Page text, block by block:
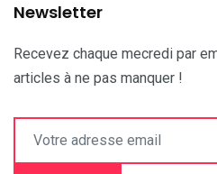
Newsletter
Recevez chaque mecredi par
articles à ne pas manquer !